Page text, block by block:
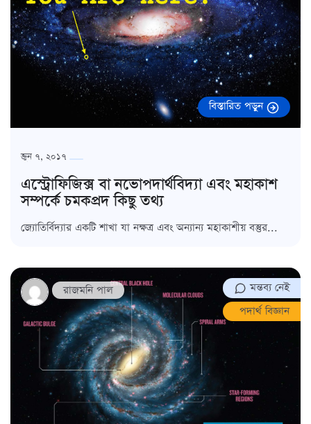
বিস্তারিত পড়ুন
জুন ৭, ২০১৭
এস্ট্রোফিজিক্স বা নভোপদার্থবিদ্যা এবং মহাকাশ
সম্পর্কে চমকপ্রদ কিছু তথ্য
জ্যোতির্বিদ্যার একটি শাখা যা নক্ষত্র এবং অন্যান্য মহাকাশীয় বস্তুর...
রাজমনি পাল
মন্তব্য নেই
পদার্থ বিজ্ঞান